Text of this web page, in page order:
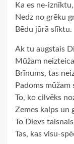
Ka es ne-iznīktu,
Nedz no grēku
Bēdu jūrā slīktu.
Ak tu augstais
Mūžam
Brīnums, tas
Padoms mūžam
To, ko cilvēks
Zemes kalps un
To Dievs
Tas, kas visu-